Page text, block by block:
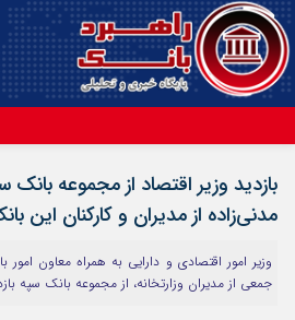
آپارات
بازدید وزیر اقتصاد از مجموعه
مدنی‌زاده از مدیران و کارکنان این
وزیر امور اقتصادی و دارایی به همراه معاون
جمعی از مدیران وزارتخانه، از مجموعه بانک سپه